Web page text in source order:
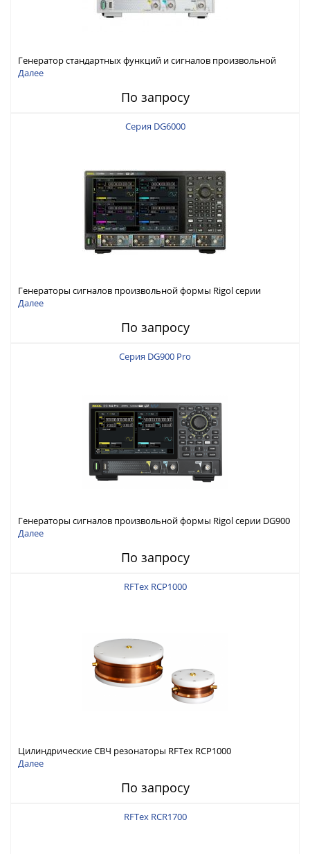
Генератор стандартных функций и сигналов произвольной
формы Rigol серии DG800 Pro, до 50 МГц
Далее
По запросу
Серия DG6000
Генераторы сигналов произвольной формы Rigol серии
DG6000 до 500 МГц или до 1 ГГц
Далее
По запросу
Серия DG900 Pro
Генераторы сигналов произвольной формы Rigol серии DG900
Pro с максимальной частотой 200 МГц
Далее
По запросу
RFTex RCP1000
Цилиндрические СВЧ резонаторы RFTex RCP1000
Далее
По запросу
RFTex RCR1700